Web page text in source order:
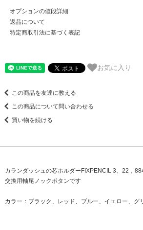
オプションの値段詳細
返品について
特定商取引法に基づく表記
お気に入り
この商品を友達に教える
この商品について問い合わせる
買い物を続ける
カランダッシュの芯ホルダーFIXPENCIL 3、22，
交換用軸尾ノックボタンです
カラー：ブラック、レッド、ブルー、イエロー、グ